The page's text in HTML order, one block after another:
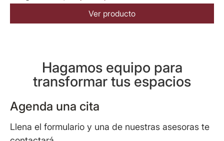
Ver producto
Hagamos equipo para
transformar tus espacios
Agenda una cita
Llena el formulario y una de nuestras asesoras te